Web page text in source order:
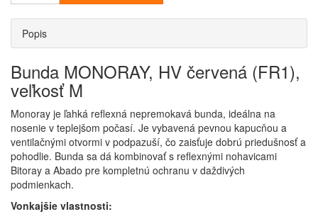
Popis
Bunda MONORAY, HV červená (FR1),
veľkosť M
Monoray je ľahká reflexná nepremokavá bunda, ideálna na
nosenie v teplejšom počasí. Je vybavená pevnou kapucňou a
ventilačnými otvormi v podpazuší, čo zaisťuje dobrú priedušnosť a
pohodlie. Bunda sa dá kombinovať s reflexnými nohavicami
Bitoray a Abado pre kompletnú ochranu v daždivých
podmienkach.
Vonkajšie vlastnosti: